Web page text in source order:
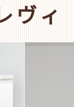
ヴィ